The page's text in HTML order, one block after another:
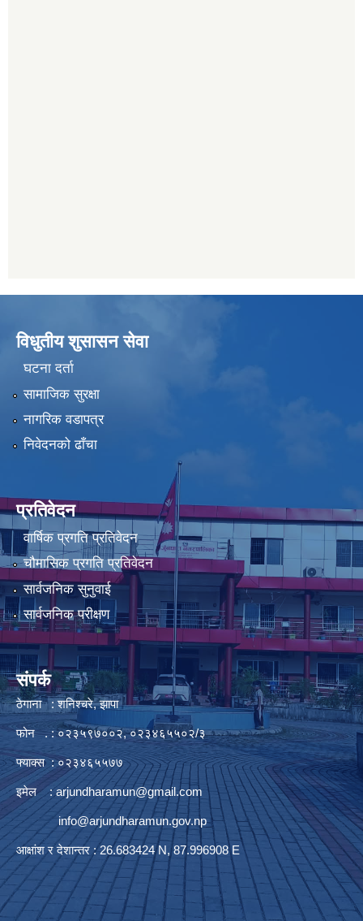
विधुतीय शुसासन सेवा
घटना दर्ता
सामाजिक सुरक्षा
नागरिक वडापत्र
निवेदनको ढाँचा
प्रतिवेदन
वार्षिक प्रगति प्रतिवेदन
चौमासिक प्रगति प्रतिवेदन
सार्वजनिक सुनुवाई
सार्वजनिक परीक्षण
संपर्क
ठेगाना : शनिश्चरे, झापा
फोन . : ०२३५९७००२, ०२३४६५५०२/३
फ्याक्स : ०२३४६५५७७
इमेल :arjundharamun@gmail.com
info@arjundharamun.gov.np
आक्षांश र देशान्तर : 26.683424 N, 87.996908 E